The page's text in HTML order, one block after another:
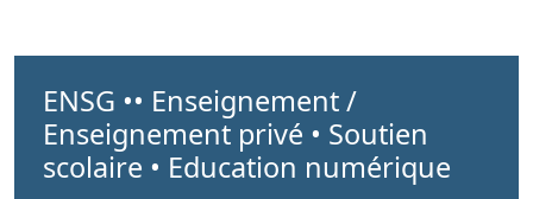
ENSG •• Enseignement /
Enseignement privé • Soutien
scolaire • Education numérique